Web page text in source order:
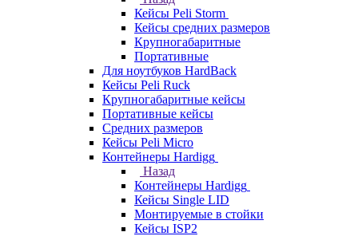
Кейсы Peli Storm
Кейсы средних размеров
Крупногабаритные
Портативные
Для ноутбуков HardBack
Кейсы Peli Ruck
Крупногабаритные кейсы
Портативные кейсы
Средних размеров
Кейсы Peli Micro
Контейнеры Hardigg
Назад
Контейнеры Hardigg
Кейсы Single LID
Монтируемые в стойки
Кейсы ISP2